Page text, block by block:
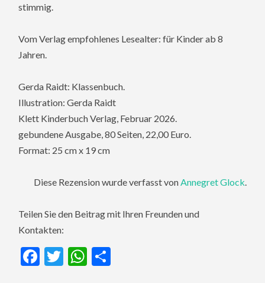
stimmig.
Vom Verlag empfohlenes Lesealter: für Kinder ab 8
Jahren.
Gerda Raidt: Klassenbuch.
Illustration: Gerda Raidt
Klett Kinderbuch Verlag, Februar 2026.
gebundene Ausgabe, 80 Seiten, 22,00 Euro.
Format: 25 cm x 19 cm
Diese Rezension wurde verfasst vonAnnegret Glock.
Teilen Sie den Beitrag mit Ihren Freunden und
Kontakten:
Facebook
TwitterWhatsApp